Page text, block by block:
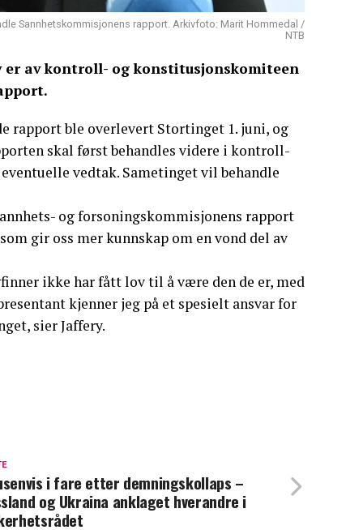
Sannhetskommisjonens rapport. Arkivfoto: Marit Hommedal /
NTB
av kontroll- og konstitusjonskomiteen
rapport ble overlevert Stortinget 1. juni, og
skal først behandles videre i kontroll-
vedtak. Sametinget vil behandle
og forsoningskommisjonens rapport
gir oss mer kunnskap om en vond del av
ikke har fått lov til å være den de er, med
kjenner jeg på et spesielt ansvar for
sier Jaffery.
i fare etter demningskollaps –
og Ukraina anklaget hverandre i